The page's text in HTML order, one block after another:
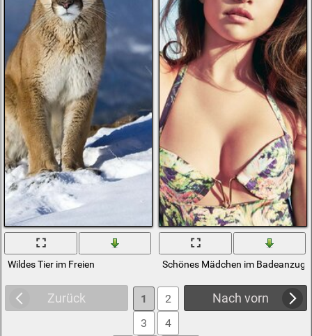
Wildes Tier im Freien Schönes Mädchen im Badeanzug
Zurück Nach vorn
1
2
3
4